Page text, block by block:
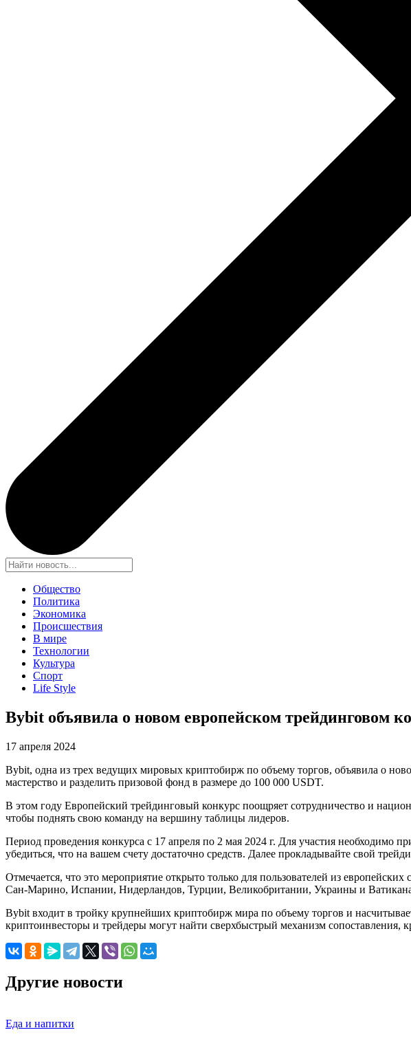
Общество
Политика
Экономика
Происшествия
В мире
Технологии
Культура
Спорт
Life Style
Bybit объявила о новом европейском трейдинговом
17 апреля 2024
Bybit, одна из трех ведущих мировых криптобирж по объему торгов, объявила о
мастерство и разделить призовой фонд в размере до 100 000 USDT.
В этом году Европейский трейдинговый конкурс поощряет сотрудничество и
чтобы поднять свою команду на вершину таблицы лидеров.
Период проведения конкурса с 17 апреля по 2 мая 2024 г. Для участия необходимо
убедиться, что на вашем счету достаточно средств. Далее прокладывайте свой
Отмечается, что это мероприятие открыто только для пользователей из
Сан-Марино, Испании, Нидерландов, Турции, Великобритании, Украины и
Bybit входит в тройку крупнейших криптобирж мира по объему торгов и
криптоинвесторы и трейдеры могут найти сверхбыстрый механизм
Другие новости
Еда и напитки